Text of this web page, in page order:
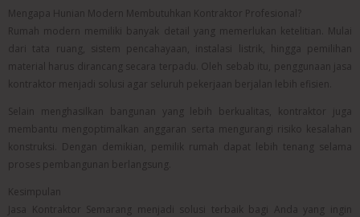
Mengapa Hunian Modern Membutuhkan Kontraktor Profesional?
Rumah modern memiliki banyak detail yang memerlukan ketelitian. Mulai
dari tata ruang, sistem pencahayaan, instalasi listrik, hingga pemilihan
material harus dirancang secara terpadu. Oleh sebab itu, penggunaan jasa
kontraktor menjadi solusi agar seluruh pekerjaan berjalan lebih efisien.
Selain menghasilkan bangunan yang lebih berkualitas, kontraktor juga
membantu mengoptimalkan anggaran serta mengurangi risiko kesalahan
konstruksi. Dengan demikian, pemilik rumah dapat lebih tenang selama
proses pembangunan berlangsung.
Kesimpulan
Jasa Kontraktor Semarang menjadi solusi terbaik bagi Anda yang ingin